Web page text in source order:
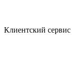
Клиентский сервис